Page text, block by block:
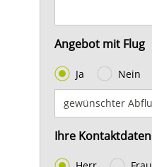
Angebot mit Flug
Ja Nein
Ihre Kontaktdaten